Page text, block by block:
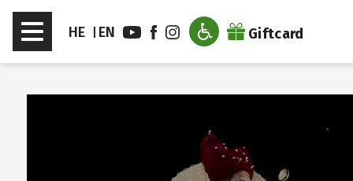
דלג לסרגל הניווט
דלג לתוכן
Toggle
navigation
HE EN Giftcard